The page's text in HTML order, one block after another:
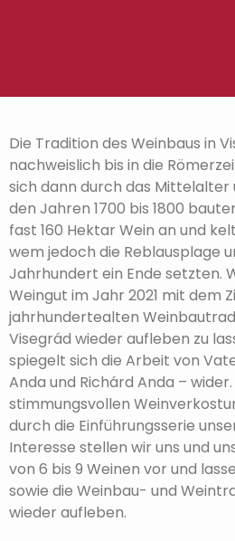
Die Tradition des Weinbaus in
nachweislich bis in die
sich dann durch das Mittelalter
den Jahren 1700 bis 1800
fast 160 Hektar Wein an und
wem jedoch die Reblausplage
Jahrhundert ein Ende setzten.
Weingut im Jahr 2021 mit dem
jahrhundertealten
Visegrád wieder aufleben zu
spiegelt sich die Arbeit von
Anda und Richárd Anda –
stimmungsvollen
durch die Einführungsserie
Interesse stellen wir uns und
von 6 bis 9 Weinen vor und
sowie die Weinbau- und
wieder aufleben.